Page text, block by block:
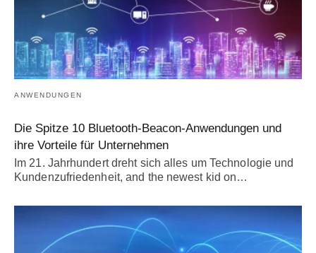
ANWENDUNGEN
Die Spitze 10 Bluetooth-Beacon-Anwendungen und
ihre Vorteile für Unternehmen
Im 21. Jahrhundert dreht sich alles um Technologie und
Kundenzufriedenheit,and the newest kid on…